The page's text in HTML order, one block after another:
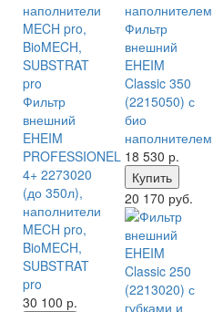
Фильтр
внешний
EHEIM
PROFESSIONEL
4+ 2273020
(до 350л),
наполнители
MECH pro,
BioMECH,
SUBSTRAT
pro
30 100 р.
Фильтр
внешний
EHEIM
Classic 350
(2215050) с
био
наполнителем
18 530 р.
Купить
20 170 руб.